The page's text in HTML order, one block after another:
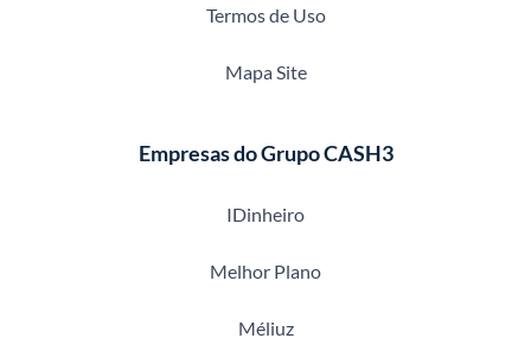
Termos de Uso
Mapa Site
Empresas do Grupo CASH3
IDinheiro
Melhor Plano
Méliuz